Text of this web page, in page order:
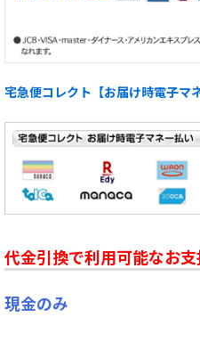
宅急便コレクト【お届け時電子マ
代金引換で利用可能なお
現金のみ